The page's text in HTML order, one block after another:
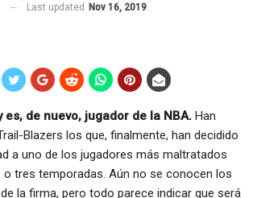
Last updated Nov 16, 2019
es, de nuevo, jugador de la NBA. Han
Blazers los que, finalmente, han decidido
a uno de los jugadores más maltratados
tres temporadas. Aún no se conocen los
la firma, pero todo parece indicar que será